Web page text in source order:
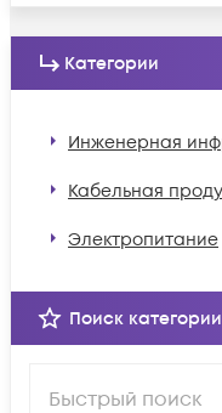
Категории
Инженерная
Кабельная
Электропитание
Поиск категории